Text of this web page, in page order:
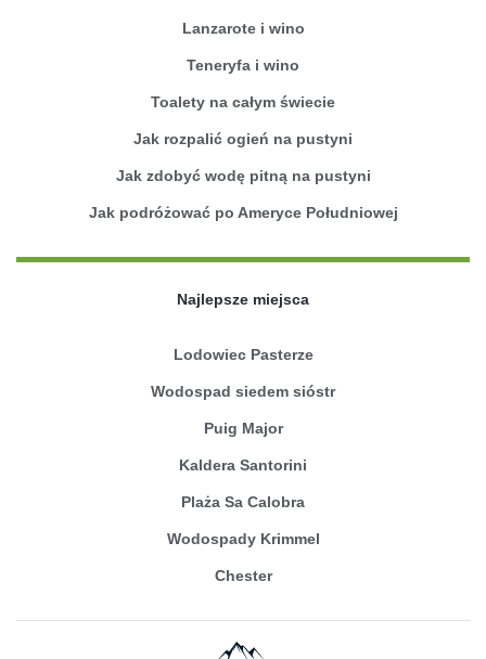
Lanzarote i wino
Teneryfa i wino
Toalety na całym świecie
Jak rozpalić ogień na pustyni
Jak zdobyć wodę pitną na pustyni
Jak podróżować po Ameryce Południowej
Najlepsze miejsca
Lodowiec Pasterze
Wodospad siedem sióstr
Puig Major
Kaldera Santorini
Plaża Sa Calobra
Wodospady Krimmel
Chester